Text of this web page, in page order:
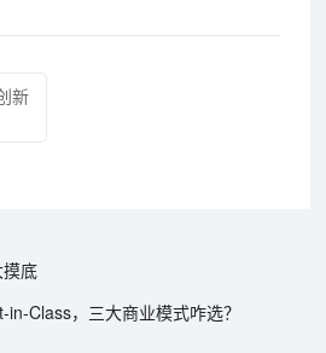
新
底
Class，三大商业模式咋选？